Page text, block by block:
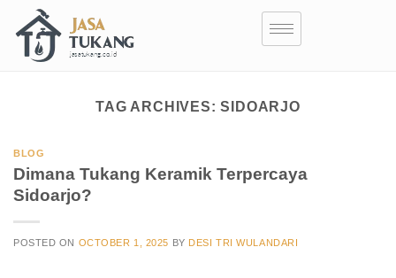
TAG ARCHIVES:SIDOARJO
BLOG
Dimana Tukang Keramik Terpercaya
Sidoarjo?
POSTED ON OCTOBER 1, 2025 BY DESI TRI WULANDARI